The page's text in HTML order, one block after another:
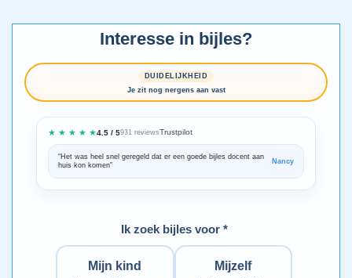
Interesse in bijles?
DUIDELIJKHEID
Je zit nog nergens aan vast
★ ★ ★ ★ ★4.5 / 5931 reviewsTrustpilot
“Het was heel snel geregeld dat er een goede bijles docent aan
huis kon komen”
Nancy
Ik zoek bijles voor *
Mijn kind Mijzelf